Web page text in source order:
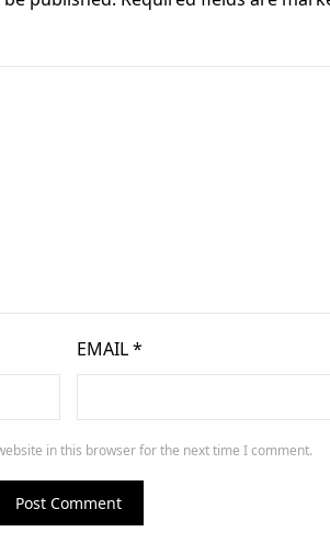
EMAIL*
in this browser for the next time I comment.